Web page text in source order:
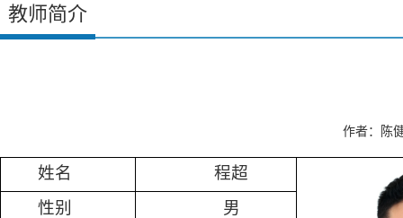
教师简介
作者：陈
姓名
程超
性别
男